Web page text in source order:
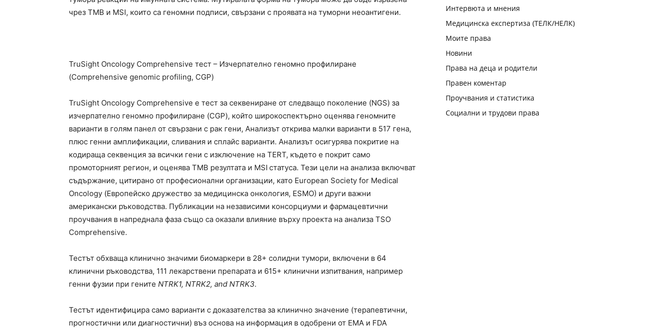
чрез TMB и MSI, които са геномни подписи, свързани с проявата на туморни неоантигени.
TruSight Oncology Comprehensive тест – Изчерпателно геномно профилиране
(Comprehensive genomic profiling, CGP)
TruSight Oncology Comprehensive е тест за секвениране от следващо поколение (NGS) за
изчерпателно геномно профилиране (CGP), който широкоспектърно оценява геномните
варианти в голям панел от свързани с рак гени, Анализът открива малки варианти в 517 гена,
плюс генни амплификации, сливания и сплайс варианти. Анализът осигурява покритие на
кодираща секвенция за всички гени с изключение на TERT, където е покрит само
промоторният регион, и оценява TMB резултата и MSI статуса. Тези цели на анализа включват
съдържание, цитирано от професионални организации, като European Society for Medical
Oncology (Европейско дружество за медицинска онкология, ESMO) и други важни
американски ръководства. Публикации на независими консорциуми и фармацевтични
проучвания в напреднала фаза също са оказали влияние върху проекта на анализа TSO
Comprehensive.
Тестът oбхваща клинично значими биомаркери в 28+ солидни тумори, включени в 64
клинични ръководства, 111 лекарствени препарата и 615+ клинични изпитвания, например
генни фузии при гените NTRK1, NTRK2, and NTRK3.
Тестът идентифицира само варианти с доказателства за клинично значение (терапевтични,
прогностични или диагностични) въз основа на информация в одобрени от EMA и FDA
Интервюта и мнения
Медицинска експертиза (ТЕЛК/НЕЛК)
Моите права
Новини
Права на деца и родители
Правен коментар
Проучвания и статистика
Социални и трудови права